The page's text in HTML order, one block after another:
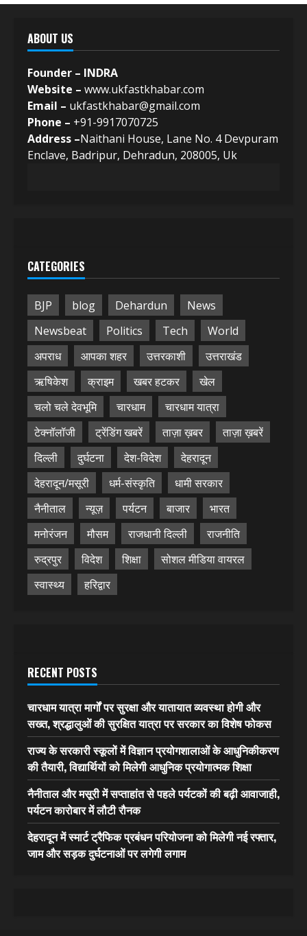
ABOUT US
Founder – INDRA
Website – www.ukfastkhabar.com
Email – ukfastkhabar@gmail.com
Phone – +91-9917070725
Address –Naithani House, Lane No. 4 Devpuram
Enclave, Badripur, Dehradun, 208005, Uk
CATEGORIES
BJP blog Dehardun
News
Newsbeat
Politics Tech
World
अपराध
आपका शहर उत्तरकाशी
उत्तराखंड
ऋषिकेश
क्राइम खबर हटकर
खेल
चलो चले देवभूमि
चारधाम
चारधाम यात्रा
टेक्नॉलॉजी
ट्रेंडिंग खबरें ताज़ा ख़बर
ताज़ा ख़बरें
दिल्ली
दुर्घटना देश-विदेश
देहरादून
देहरादून/मसूरी
धर्म-संस्कृति
धामी सरकार
नैनीताल
न्यूज़ पर्यटन बाजार
भारत
मनोरंजन
मौसम राजधानी दिल्ली
राजनीति
रुद्रपुर
विदेश शिक्षा
सोशल मीडिया वायरल
स्वास्थ्य
हरिद्वार
RECENT POSTS
चारधाम यात्रा मार्गों पर सुरक्षा और यातायात व्यवस्था होगी और
सख्त, श्रद्धालुओं की सुरक्षित यात्रा पर सरकार का विशेष फोकस
राज्य के सरकारी स्कूलों में विज्ञान प्रयोगशालाओं के आधुनिकीकरण
की तैयारी, विद्यार्थियों को मिलेगी आधुनिक प्रयोगात्मक शिक्षा
नैनीताल और मसूरी में सप्ताहांत से पहले पर्यटकों की बढ़ी आवाजाही,
पर्यटन कारोबार में लौटी रौनक
देहरादून में स्मार्ट ट्रैफिक प्रबंधन परियोजना को मिलेगी नई रफ्तार,
जाम और सड़क दुर्घटनाओं पर लगेगी लगाम